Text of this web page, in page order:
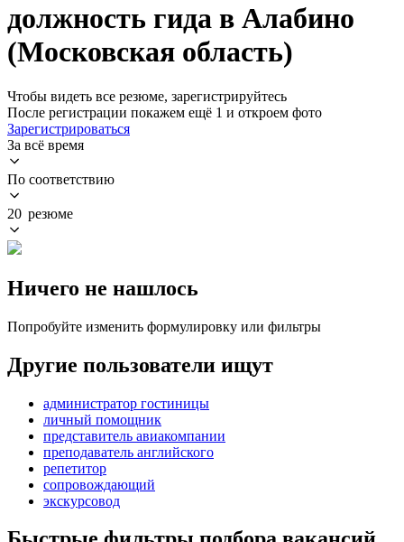
должность гида в Алабино
(Московская область)
Чтобы видеть все резюме, зарегистрируйтесь
После регистрации покажем ещё 1 и откроем фото
Зарегистрироваться
За всё время
По соответствию
20 резюме
Ничего не нашлось
Попробуйте изменить формулировку или фильтры
Другие пользователи ищут
администратор гостиницы
личный помощник
представитель авиакомпании
преподаватель английского
репетитор
сопровождающий
экскурсовод